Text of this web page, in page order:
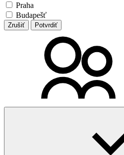
Praha
Budapešť
Zrušiť Potvrdiť